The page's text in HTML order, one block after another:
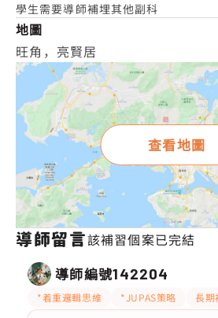
學生需要導師補埋其他副科
地圖
旺角，亮賢居
查看地圖
導師留言該補習個案已完結
導師編號142204
*着重邏輯思維 *JUPAS策略 長期